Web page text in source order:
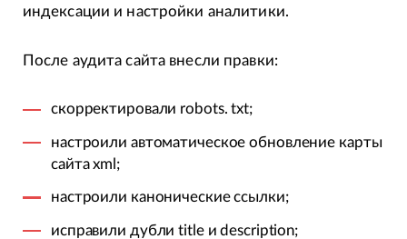
индексации и настройки аналитики.
После аудита сайта внесли правки:
скорректировали robots. txt;
настроили автоматическое обновление карты
сайта xml;
настроили канонические ссылки;
исправили дубли title и description;